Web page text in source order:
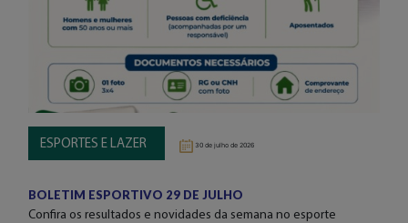
ESPORTES E LAZER 30 de julho de 2026
BOLETIM ESPORTIVO 29 DE JULHO
Confira os resultados e novidades da semana no esporte